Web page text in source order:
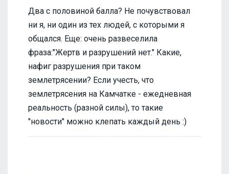
Два с половиной балла? Не почувствовал
ни я, ни один из тех людей, с которыми я
общался. Еще: очень развеселила
фраза:"Жертв и разрушений нет." Какие,
нафиг разрушения при таком
землетрясении? Если учесть, что
землетрясения на Камчатке - ежедневная
реальность (разной силы), то такие
"новости" можно клепать каждый день :)